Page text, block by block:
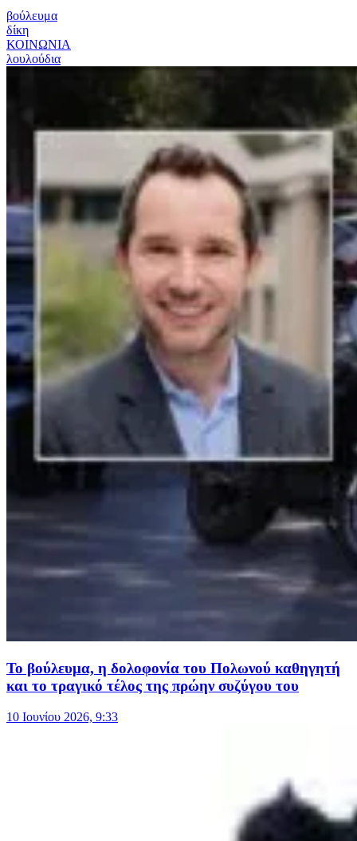
βούλευμα
δίκη
ΚΟΙΝΩΝΙΑ
λουλούδια
Το βούλευμα, η δολοφονία του Πολωνού καθηγητή
και το τραγικό τέλος της πρώην συζύγου του
10 Ιουνίου 2026, 9:33